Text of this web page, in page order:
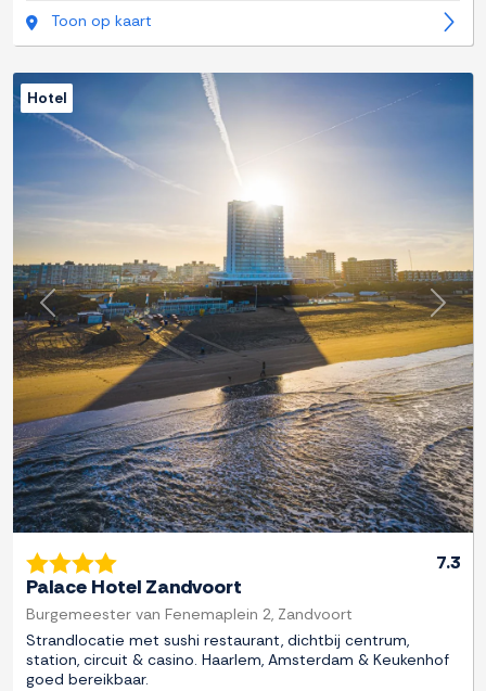
Toon op kaart
Previous Next
Hotel
7.3
Palace Hotel Zandvoort
Burgemeester van Fenemaplein 2, Zandvoort
Strandlocatie met sushi restaurant, dichtbij centrum,
station, circuit & casino. Haarlem, Amsterdam & Keukenhof
goed bereikbaar.